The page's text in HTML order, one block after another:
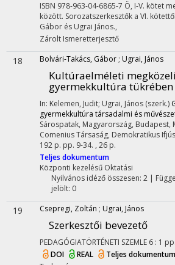
ISBN 978-963-04-6865-7 Ö, I-V. kötet
között. Sorozatszerkesztők a VI.
Gábor és Ugrai János.,
Zárolt Ismeretterjesztő
18 Bolvári-Takács, Gábor ; Ugrai, János
Kultúraelméleti
gyermekkultúra tükrében
In: Kelemen, Judit; Ugrai, János (szerk.)
gyermekkultúra társadalmi és
Sárospatak, Magyarország, Budapest,
Comenius Társaság, Demokratikus
192 p. pp. 9-34. , 26 p.
Teljes dokumentum
Központi kezelésű Oktatási
Nyilvános idéző összesen: 2|
jelölt: 0
19 Csepregi, Zoltán ; Ugrai, János
Szerkesztői bevezető
PEDAGÓGIATÖRTÉNETI SZEMLE 6 : 1
DOI
REAL
Teljes dokumentum